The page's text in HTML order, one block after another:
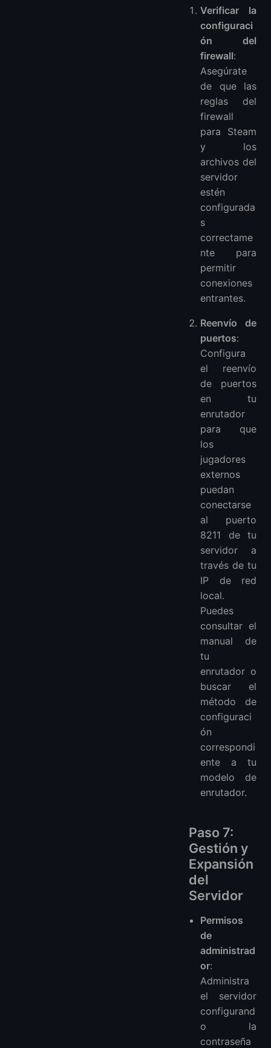
Verificar la
configuraci
ón del
firewall:
Asegúrate
de que las
reglas del
firewall
para Steam
y los
archivos del
servidor
estén
configurada
s
correctame
nte para
permitir
conexiones
entrantes.
Reenvío de
puertos:
Configura
el reenvío
de puertos
en tu
enrutador
para que
los
jugadores
externos
puedan
conectarse
al puerto
8211 de tu
servidor a
través de tu
IP de red
local.
Puedes
consultar el
manual de
tu
enrutador o
buscar el
método de
configuraci
ón
correspondi
ente a tu
modelo de
enrutador.
Paso 7:
Gestión y
Expansión
del
Servidor
Permisos
de
administrad
or:
Administra
el servidor
configurand
o la
contraseña